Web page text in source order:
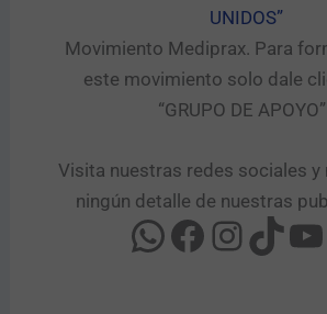
UNIDOS”​
Movimiento Mediprax. Para
este movimiento solo dale
“GRUPO DE
Visita nuestras redes sociales y
ningún detalle de nuestras